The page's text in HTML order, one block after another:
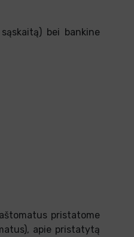
bei bankine
pristatome
apie pristatytą